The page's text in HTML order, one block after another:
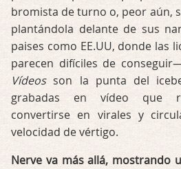
bromista de turno o, peor aún,
plantándola delante de sus
paises como EE.UU, donde las
parecen difíciles de
Vídeosson la punta del
grabadas en vídeo que
convertirse en virales y
velocidad de vértigo.
Nerve va más allá, mostrando